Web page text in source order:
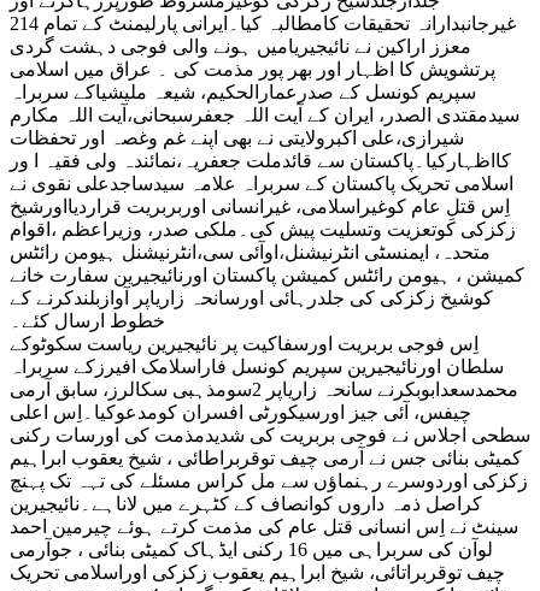
غیرجانبدارانہ تحقیقات کامطالبہ کیا۔ایرانی پارلیمنٹ کے تمام 214
معزز اراکین نے نائیجیریامیں ہونے والی فوجی دہشت گردی
پرتشویش کا اظہار اور بھر پور مذمت کی ۔ عراق میں اسلامی
سپریم کونسل کے صدرعمارالحکیم، شیعہ ملیشیاکے سربراہ
سیدمقتدی الصدر، ایران کے آیت اللہ جعفرسبحانی،آیت اللہ مکارم
شیرازی،علی اکبرولایتی نے بھی اپنے غم وغصہ اور تحفظات
کااظہارکیا۔پاکستان سے قائدملت جعفریہ،نمائندہ ولی فقیہ ا ور
اسلامی تحریک پاکستان کے سربراہ علامہ سیدساجدعلی نقوی نے
اِس قتلِ عام کوغیراسلامی، غیرانسانی اوربربریت قراردیااورشیخ
زکزکی کوتعزیت وتسلیت پیش کی۔ملکی صدر، وزیراعظم ،اقوام
متحدہ، ایمنسٹی انٹرنیشنل،اوآئی سی،انٹرنیشنل ہیومن رائٹس
کمیشن ، ہیومن رائٹس کمیشن پاکستان اورنائیجیرین سفارت خانے
کوشیخ زکزکی کی جلدرہائی اورسانحہ زاریاپر آوازبلندکرنے کے
خطوط ارسال کئے۔
اِس فوجی بربریت اورسفاکیت پر نائیجیرین ریاست سکوٹوکے
سلطان اورنائیجیرین سپریم کونسل فاراسلامک افیرزکے سربراہ
محمدسعدابوبکرنے سانحہ زاریاپر 2سومذہبی سکالرز، سابق آرمی
چیفس، آئی جیز اورسیکورٹی افسران کومدعوکیا۔اِس اعلی
سطحی اجلاس نے فوجی بربریت کی شدیدمذمت کی اورسات رکنی
کمیٹی بنائی جس نے آرمی چیف توقربراطائی ، شیخ یعقوب ابراہیم
زکزکی اوردوسرے رہنماؤں سے مل کراس مسئلے کی تہہ تک پہنچ
کراصل ذمہ داروں کوانصاف کے کٹہرے میں لاناہے۔نائیجیرین
سینٹ نے اِس انسانی قتل عام کی مذمت کرتے ہوئے چیرمین احمد
لوآن کی سربراہی میں 16 رکنی ایڈہاک کمیٹی بنائی ، جوآرمی
چیف توقربراتائی، شیخ ابراہیم یعقوب زکزکی اوراسلامی تحریک